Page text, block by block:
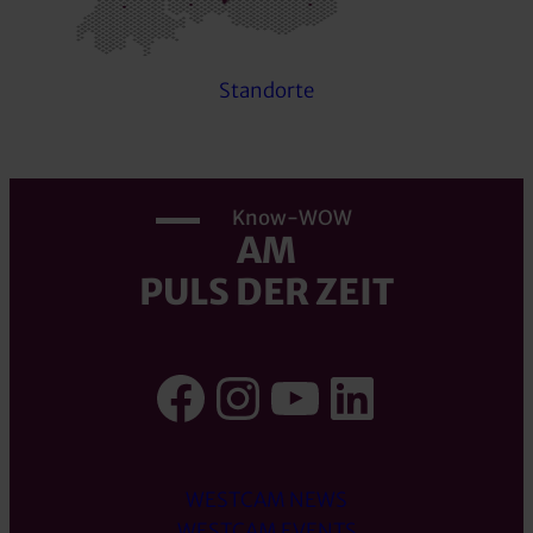
Standorte
Know-WOW
AM
PULS DER ZEIT
Facebook
Instagram
YouTube
WESTCAM NEWS